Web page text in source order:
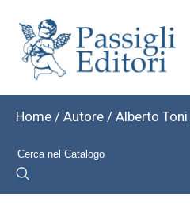
Home / Autore / Alberto Toni